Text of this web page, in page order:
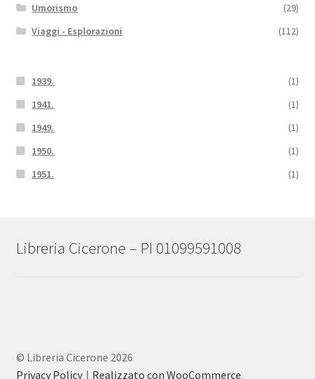
Umorismo
(29)
Viaggi - Esplorazioni
(112)
1939.
(1)
1941.
(1)
1949.
(1)
1950.
(1)
1951.
(1)
Libreria Cicerone – PI 01099591008
© Libreria Cicerone 2026
Privacy Policy
Realizzato con WooCommerce.